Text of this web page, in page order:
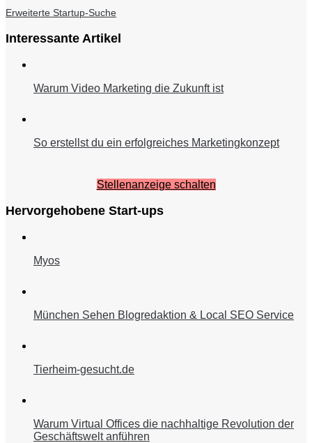
Erweiterte Startup-Suche
Interessante Artikel
Warum Video Marketing die Zukunft ist
So erstellst du ein erfolgreiches Marketingkonzept
Stellenanzeige schalten
Hervorgehobene Start-ups
Myos
München Sehen Blogredaktion & Local SEO Service
Tierheim-gesucht.de
Warum Virtual Offices die nachhaltige Revolution der
Geschäftswelt anführen